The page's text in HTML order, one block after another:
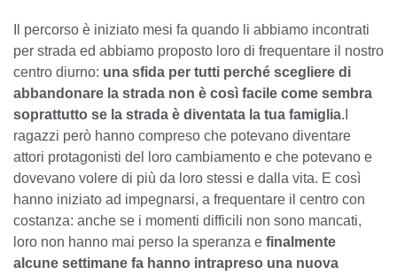
Il percorso è iniziato mesi fa quando li abbiamo incontrati
per strada ed abbiamo proposto loro di frequentare il nostro
centro diurno: una sfida per tutti perché scegliere di
abbandonare la strada non è così facile come sembra
soprattutto se la strada è diventata la tua famiglia.I
ragazzi però hanno compreso che potevano diventare
attori protagonisti del loro cambiamento e che potevano e
dovevano volere di più da loro stessi e dalla vita. E così
hanno iniziato ad impegnarsi, a frequentare il centro con
costanza: anche se i momenti difficili non sono mancati,
loro non hanno mai perso la speranza e finalmente
alcune settimane fa hanno intrapreso una nuova